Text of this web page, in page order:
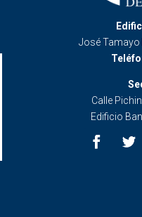
José Tamayo
Calle
Edificio